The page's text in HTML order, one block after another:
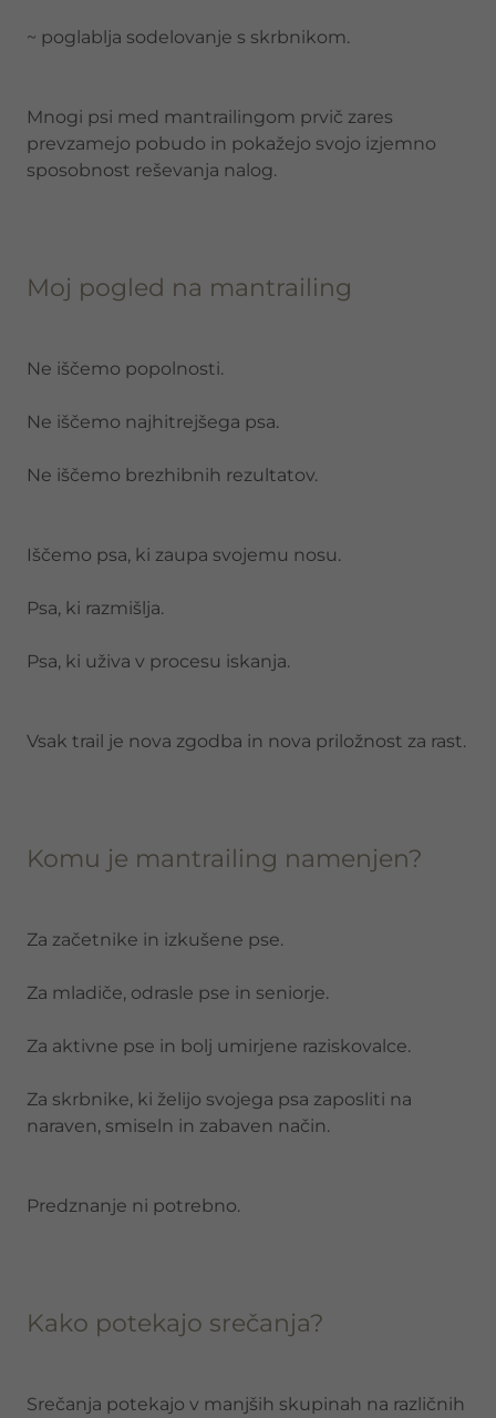
~ poglablja sodelovanje s skrbnikom.
Mnogi psi med mantrailingom prvič zares
prevzamejo pobudo in pokažejo svojo izjemno
sposobnost reševanja nalog.
Moj pogled na mantrailing
Ne iščemo popolnosti.
Ne iščemo najhitrejšega psa.
Ne iščemo brezhibnih rezultatov.
Iščemo psa, ki zaupa svojemu nosu.
Psa, ki razmišlja.
Psa, ki uživa v procesu iskanja.
Vsak trail je nova zgodba in nova priložnost za rast.
Komu je mantrailing namenjen?
Za začetnike in izkušene pse.
Za mladiče, odrasle pse in seniorje.
Za aktivne pse in bolj umirjene raziskovalce.
Za skrbnike, ki želijo svojega psa zaposliti na
naraven, smiseln in zabaven način.
Predznanje ni potrebno.
Kako potekajo srečanja?
Srečanja potekajo v manjših skupinah na različnih